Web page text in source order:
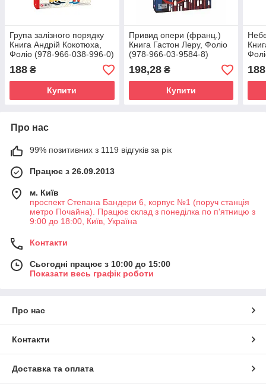
Група залізного порядку
Книга Андрій Кокотюха,
Фоліо (978-966-038-996-0)
188 ₴
Купити
Привид опери (франц.)
Книга Гастон Леру, Фоліо
(978-966-03-9584-8)
198,28₴
Купити
188
Про нас
99% позитивних з 1119 відгуків за рік
Працює з 26.09.2013
м. Київ
проспект Степана Бандери 6, корпус №1 (поруч станція
метро Почайна). Працює склад з понеділка по п'ятницю з
9:00 до 18:00, Київ, Україна
Контакти
Сьогодні працює з 10:00 до 15:00
Показати весь графік роботи
Про нас
Контакти
Доставка та оплата